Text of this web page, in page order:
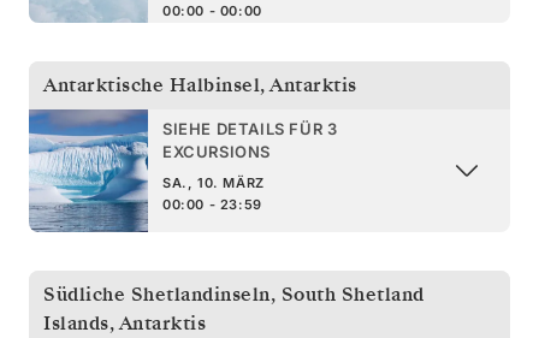
00:00 - 00:00
Antarktische Halbinsel,Antarktis
SIEHE DETAILS FÜR 3
EXCURSIONS
SA., 10. MÄRZ
00:00 - 23:59
Südliche Shetlandinseln, South Shetland
Islands, Antarktis